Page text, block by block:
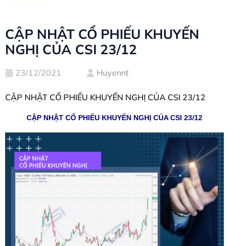
CẬP NHẬT CỔ PHIẾU KHUYẾN
NGHỊ CỦA CSI 23/12
23/12/2021 Huyennt
CẬP NHẬT CỔ PHIẾU KHUYẾN NGHỊ CỦA CSI 23/12
CẬP NHẬT CỔ PHIẾU KHUYẾN NGHỊ CỦA CSI 23/12